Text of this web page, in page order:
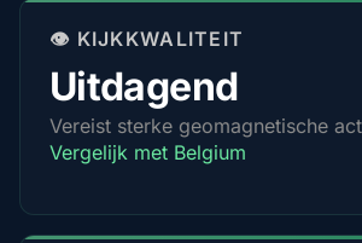
👁️ KIJKKWALITEIT
Uitdagend
Vereist sterke geomagnetische
Vergelijk met Belgium